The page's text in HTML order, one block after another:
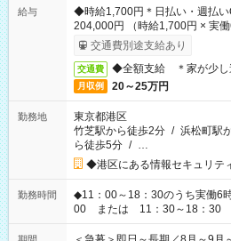
給与
◆時給1,700円＊日払い・週払
204,000円 （時給1,700円 × 実働
交通費別途支給あり
交通費 ◆全額支給 ＊家が少し
月収例 20～25万円
勤務地
東京都港区
竹芝駅から徒歩2分 / 浜松町駅
ら徒歩5分 / …
◆港区にある情報セキュリテ
勤務時間
◆11：00～18：30のうち実働6
00 または 11：30～18：30 。*。ブランクOK！。*。 例え
ば前職が、 在宅/財団法人/事務/
スタッフ スイーツ販売/ホテル